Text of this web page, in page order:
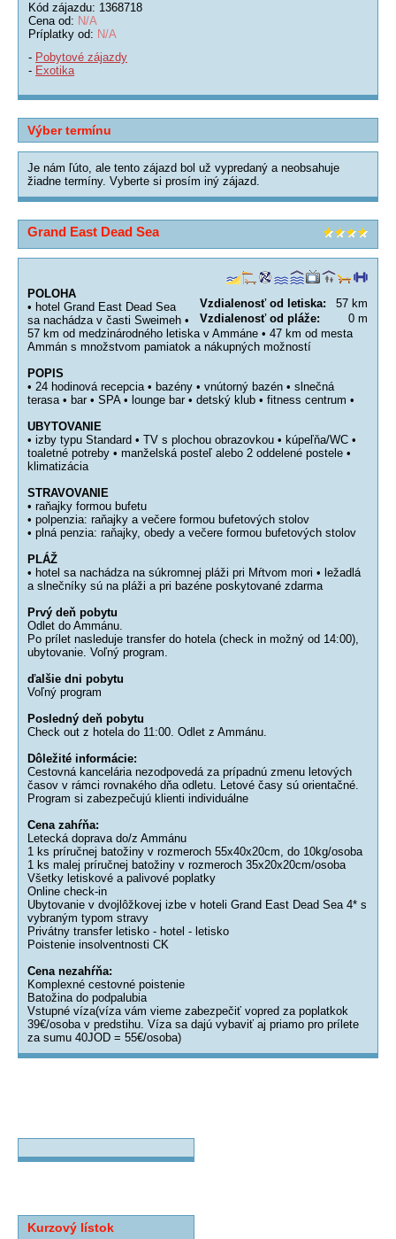
Kód zájazdu: 1368718
Cena od: N/A
Príplatky od: N/A
- Pobytové zájazdy
- Exotika
Výber termínu
Je nám ľúto, ale tento zájazd bol už vypredaný a neobsahuje
žiadne termíny. Vyberte si prosím iný zájazd.
Grand East Dead Sea
Vzdialenosť od letiska:
57 km
Vzdialenosť od pláže:
0 m
POLOHA
• hotel Grand East Dead Sea
sa nachádza v časti Sweimeh •
57 km od medzinárodného letiska v Ammáne • 47 km od mesta
Ammán s množstvom pamiatok a nákupných možností
POPIS
• 24 hodinová recepcia • bazény • vnútorný bazén • slnečná
terasa • bar • SPA • lounge bar • detský klub • fitness centrum •
UBYTOVANIE
• izby typu Standard • TV s plochou obrazovkou • kúpeľňa/WC •
toaletné potreby • manželská posteľ alebo 2 oddelené postele •
klimatizácia
STRAVOVANIE
• raňajky formou bufetu
• polpenzia: raňajky a večere formou bufetových stolov
• plná penzia: raňajky, obedy a večere formou bufetových stolov
PLÁŽ
• hotel sa nachádza na súkromnej pláži pri Mŕtvom mori • ležadlá
a slnečníky sú na pláži a pri bazéne poskytované zdarma
Prvý deň pobytu
Odlet do Ammánu.
Po prílet nasleduje transfer do hotela (check in možný od 14:00),
ubytovanie. Voľný program.
ďalšie dni pobytu
Voľný program
Posledný deň pobytu
Check out z hotela do 11:00. Odlet z Ammánu.
Dôležité informácie:
Cestovná kancelária nezodpovedá za prípadnú zmenu letových
časov v rámci rovnakého dňa odletu. Letové časy sú orientačné.
Program si zabezpečujú klienti individuálne
Cena zahŕňa:
Letecká doprava do/z Ammánu
1 ks príručnej batožiny v rozmeroch 55x40x20cm, do 10kg/osoba
1 ks malej príručnej batožiny v rozmeroch 35x20x20cm/osoba
Všetky letiskové a palivové poplatky
Online check-in
Ubytovanie v dvojlôžkovej izbe v hoteli Grand East Dead Sea 4* s
vybraným typom stravy
Privátny transfer letisko - hotel - letisko
Poistenie insolventnosti CK
Cena nezahŕňa:
Komplexné cestovné poistenie
Batožina do podpalubia
Vstupné víza(víza vám vieme zabezpečiť vopred za poplatkok
39€/osoba v predstihu. Víza sa dajú vybaviť aj priamo pro prílete
za sumu 40JOD = 55€/osoba)
Kurzový lístok